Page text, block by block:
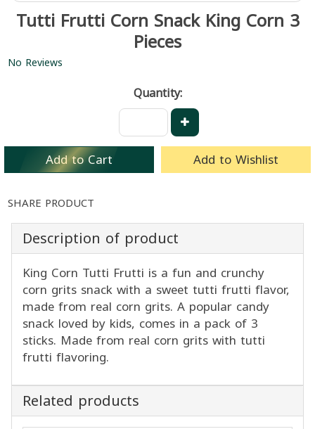
Tutti Frutti Corn Snack King Corn 3
Pieces
No Reviews
Quantity:
Add to Cart Add to Wishlist
SHARE PRODUCT
Description of product
King Corn Tutti Frutti is a fun and crunchy
corn grits snack with a sweet tutti frutti flavor,
made from real corn grits. A popular candy
snack loved by kids, comes in a pack of 3
sticks. Made from real corn grits with tutti
frutti flavoring.
Related products